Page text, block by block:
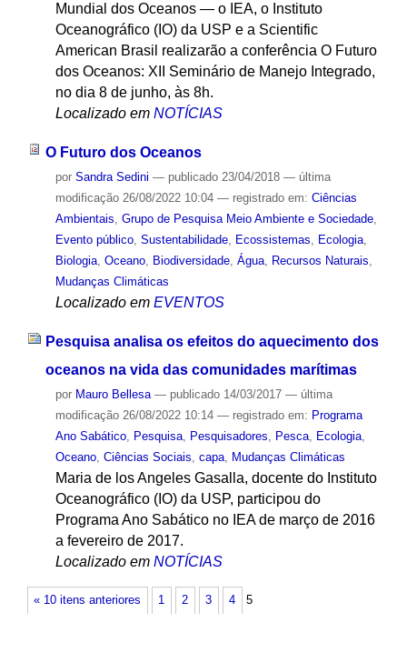
Mundial dos Oceanos — o IEA, o Instituto
Oceanográfico (IO) da USP e a Scientific
American Brasil realizarão a conferência O Futuro
dos Oceanos: XII Seminário de Manejo Integrado,
no dia 8 de junho, às 8h.
Localizado em NOTÍCIAS
O Futuro dos Oceanos
por Sandra Sedini — publicado23/04/2018 — última
modificação26/08/2022 10:04 — registrado em: Ciências
Ambientais, Grupo de Pesquisa Meio Ambiente e Sociedade,
Evento público, Sustentabilidade, Ecossistemas, Ecologia,
Biologia, Oceano, Biodiversidade, Água, Recursos Naturais,
Mudanças Climáticas
Localizado em EVENTOS
Pesquisa analisa os efeitos do aquecimento dos
oceanos na vida das comunidades marítimas
por Mauro Bellesa — publicado14/03/2017 — última
modificação26/08/2022 10:14 — registrado em: Programa
Ano Sabático, Pesquisa, Pesquisadores Pesca, Ecologia,
Oceano, Ciências Sociais capa, Mudanças Climáticas
Maria de los Angeles Gasalla, docente do Instituto
Oceanográfico (IO) da USP, participou do
Programa Ano Sabático no IEA de março de 2016
a fevereiro de 2017.
Localizado em NOTÍCIAS
« 10 itens anteriores 1 2 3 4 5